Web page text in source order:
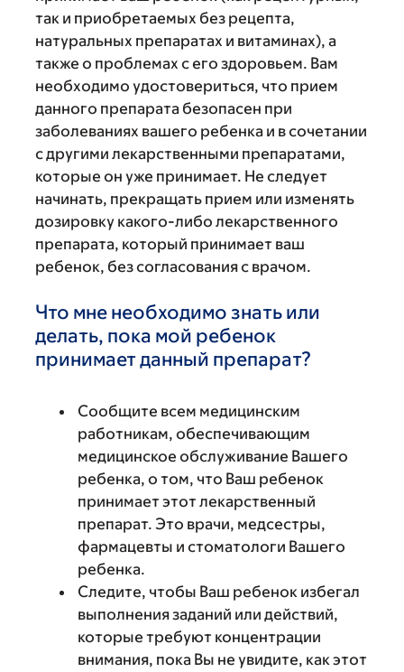
так и приобретаемых без рецепта,
натуральных препаратах и витаминах), а
также о проблемах с его здоровьем. Вам
необходимо удостовериться, что прием
данного препарата безопасен при
заболеваниях вашего ребенка и в сочетании
с другими лекарственными препаратами,
которые он уже принимает. Не следует
начинать, прекращать прием или изменять
дозировку какого-либо лекарственного
препарата, который принимает ваш
ребенок, без согласования с врачом.
Что мне необходимо знать или
делать, пока мой ребенок
принимает данный препарат?
Сообщите всем медицинским
работникам, обеспечивающим
медицинское обслуживание Вашего
ребенка, о том, что Ваш ребенок
принимает этот лекарственный
препарат. Это врачи, медсестры,
фармацевты и стоматологи Вашего
ребенка.
Следите, чтобы Ваш ребенок избегал
выполнения заданий или действий,
которые требуют концентрации
внимания, пока Вы не увидите, как этот